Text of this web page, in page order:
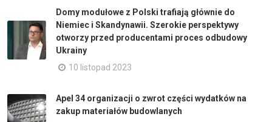
Domy modułowe z Polski trafiają głównie do
Niemiec i Skandynawii. Szerokie perspektywy
otworzy przed producentami proces odbudowy
Ukrainy
10 listopad 2023
Apel 34 organizacji o zwrot części wydatków na
zakup materiałów budowlanych